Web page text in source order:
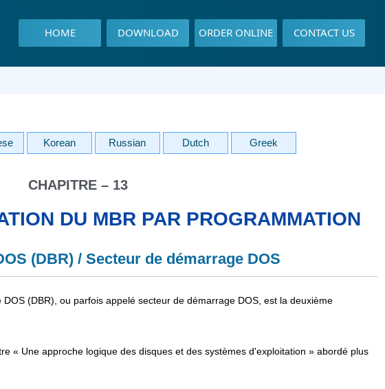
HOME DOWNLOAD ORDER ONLINE CONTACT US
Korean Russian Dutch Greek
CHAPITRE – 13
DU MBR PAR PROGRAMMATION
(DBR) / Secteur de démarrage DOS
(DBR), ou parfois appelé secteur de démarrage DOS, est la deuxième
« Une approche logique des disques et des systèmes d'exploitation » abordé plus